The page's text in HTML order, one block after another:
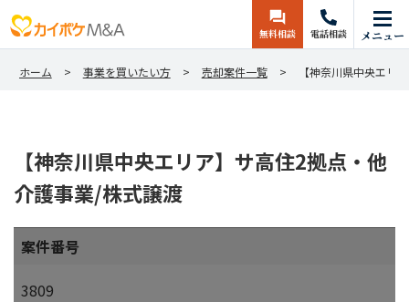
無料相談 電話相談 メニュー
ホーム 事業を買いたい方 売却案件一覧 【神奈川県中央エリ
【神奈川県中央エリア】サ高住2拠点・他
介護事業/株式譲渡
案件番号
3809